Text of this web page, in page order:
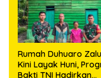
Rumah Duhuaro
Kini Layak Huni,
Bakti TNI Hadirkan